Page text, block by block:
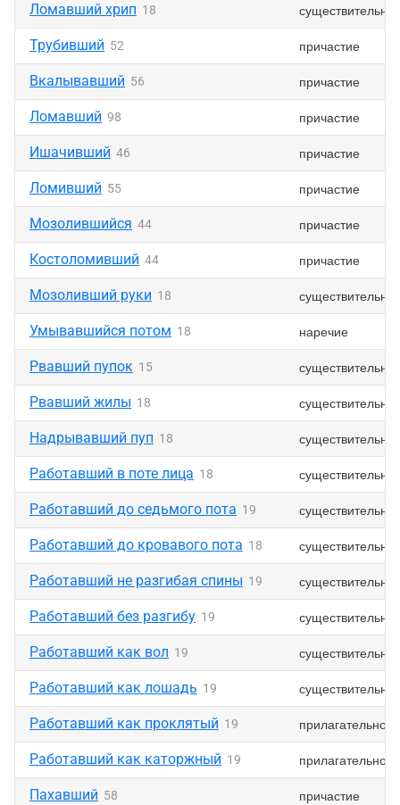
Ломавший хрип 18
Трубивший 52 причастие
Вкалывавший 56 причастие
Ломавший 98 причастие
Ишачивший 46 причастие
Ломивший 55 причастие
Мозолившийся 44 причастие
Костоломивший 44 причастие
Мозоливший руки 18
Умывавшийся потом 18 наречие
Рвавший пупок 15
Рвавший жилы 18
Надрывавший пуп 18
Работавший в поте лица 18
Работавший до седьмого пота 19
Работавший до кровавого пота 18
Работавший не разгибая спины 19
Работавший без разгибу 19
Работавший как вол 19
Работавший как лошадь 19
Работавший как проклятый 19 прилагательное
Работавший как каторжный 19 прилагательное
Пахавший 58 причастие